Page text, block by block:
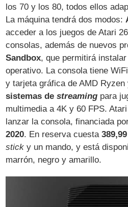
los 70 y los 80, todos ellos
La máquina tendrá dos modos:
acceder a los juegos de Atari
consolas, además de nuevos
Sandbox, que permitirá
operativo. La consola tiene
y tarjeta gráfica de AMD
sistemas destreaming para
multimedia a 4K y 60 FPS.
lanzar la consola, financiada
2020. En reserva cuesta
stick y un mando, y está
marrón, negro y amarillo.